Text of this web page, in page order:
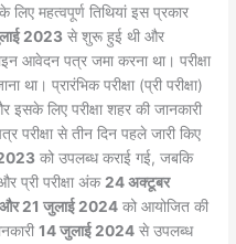
महत्वपूर्ण तिथियां इस प्रकार
2023 से शुरू हुई थी और
आवेदन पत्र जमा करना था। परीक्षा
प्रारंभिक परीक्षा (प्री परीक्षा)
लिए परीक्षा शहर की जानकारी
परीक्षा से तीन दिन पहले जारी किए
को उपलब्ध कराई गई, जबकि
प्री परीक्षा अंक 24 अक्टूबर
21 जुलाई 2024 को आयोजित की
14 जुलाई 2024 से उपलब्ध